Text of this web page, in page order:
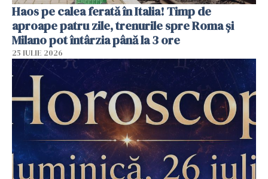
Haos pe calea ferată în Italia! Timp de
aproape patru zile, trenurile spre Roma și
Milano pot întârzia până la 3 ore
25 IULIE 2026